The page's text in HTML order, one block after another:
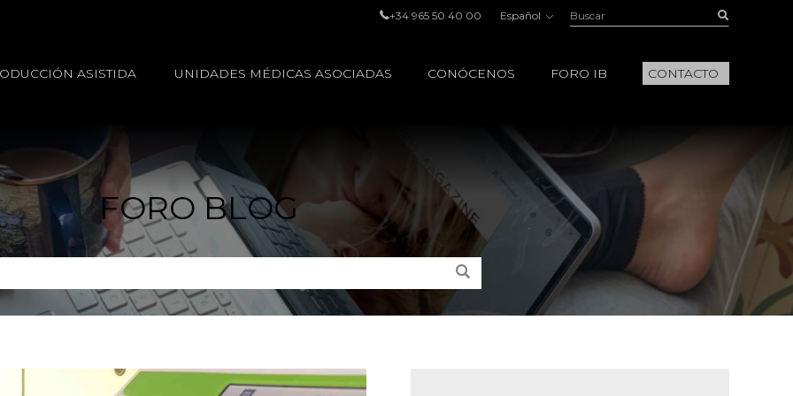
+34 965 50 40 00 Español Buscar:
ASISTIDA UNIDADES MÉDICAS ASOCIADAS CONÓCENOS FORO IB CONTACTO
FORO BLOG